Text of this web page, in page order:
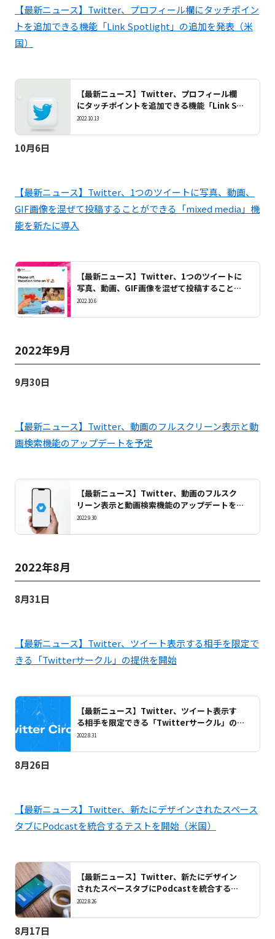
【最新ニュース】Twitter、プロフィール欄にタッチポイン
トを追加できる機能「Link Spotlight」の追加を発表（米
国）
【最新ニュース】Twitter、プロフィール欄
にタッチポイントを追加できる機能「Link Sp
otlight」の追加を発表（米国）
2022.10.13
10月6日
【最新ニュース】Twitter、1つのツイートに写真、動画、
GIF画像を混ぜて投稿することができる「mixed media」機
能を新たに導入
【最新ニュース】Twitter、1つのツイートに
写真、動画、GIF画像を混ぜて投稿することが
できる「mixed media」機能を新たに導入
2022.10.6
2022年9月
9月30日
【最新ニュース】Twitter、動画のフルスクリーン表示と動
画検索機能のアップデートを予定
【最新ニュース】Twitter、動画のフルスク
リーン表示と動画検索機能のアップデートを予
定
2022.9.30
2022年8月
8月31日
【最新ニュース】Twitter、ツイート表示する相手を限定で
きる「Twitterサークル」の提供を開始
【最新ニュース】Twitter、ツイート表示す
る相手を限定できる「Twitterサークル」の
提供を開始
2022.8.31
8月26日
【最新ニュース】Twitter、新たにデザインされたスペース
タブにPodcastを統合するテストを開始（米国）
【最新ニュース】Twitter、新たにデザイン
されたスペースタブにPodcastを統合するテ
ストを開始（米国）
2022.8.26
8月17日